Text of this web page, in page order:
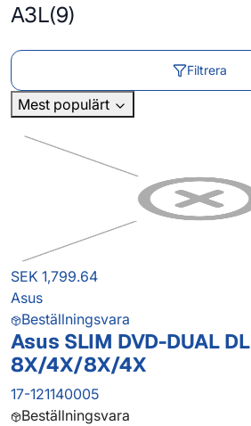
A3L(9)
Filtrera
Mest populärt
SEK 1,799.64
Asus
Beställningsvara
Asus SLIM DVD-DUAL DL
8X/4X/8X/4X
17-121140005
Beställningsvara